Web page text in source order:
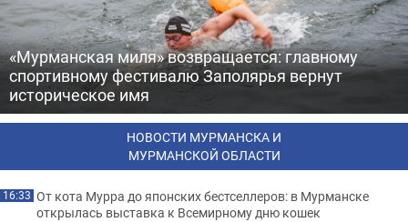
«Мурманская миля» возвращается: главному
спортивному фестивалю Заполярья вернут
историческое имя
НОВОСТИ МУРМАНСКА И
МУРМАНСКОЙ ОБЛАСТИ
16:33 От кота Мурра до японских бестселлеров: в Мурманске
открылась выставка к Всемирному дню кошек